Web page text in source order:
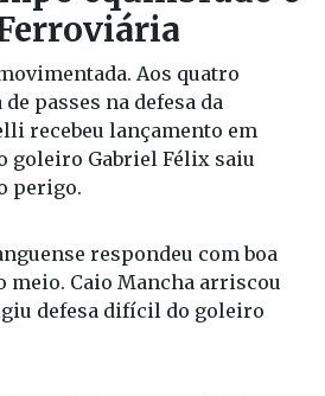
equilibrado e
Aos quatro
passes na defesa da
recebeu lançamento em
goleiro Gabriel Félix saiu
respondeu com boa
meio. Caio Mancha arriscou
defesa difícil do goleiro